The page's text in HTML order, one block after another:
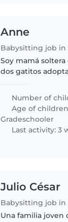
Anne
Soy mamá soltera
dos gatitos
mucho amor,
una niñera
paciencia,
todo que..
Number of
Age of
Gradeschooler
Last activity: 3
Julio César
Una familia joven